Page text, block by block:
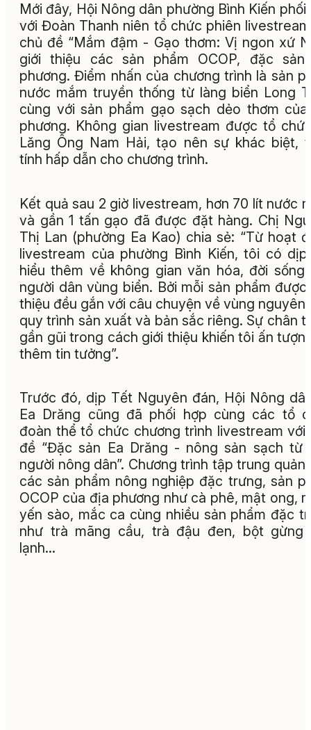
Mới đây, Hội Nông dân phường Bình Kiến phối
với Đoàn Thanh niên tổ chức phiên
chủ đề “Mắm đậm - Gạo thơm: Vị ngon xứ
giới thiệu các sản phẩm OCOP, đặc sản
phương. Điểm nhấn của chương trình là sản
nước mắm truyền thống từ làng biển Long
cùng với sản phẩm gạo sạch dẻo thơm
phương. Không gian livestream được tổ
Lăng Ông Nam Hải, tạo nên sự khác biệt,
tính hấp dẫn cho chương trình.
Kết quả sau 2 giờ livestream, hơn 70 lít nước
và gần 1 tấn gạo đã được đặt hàng. Chị
Thị Lan (phường Ea Kao) chia sẻ: “Từ hoạt
livestream của phường Bình Kiến, tôi có
hiểu thêm về không gian văn hóa, đời sống
người dân vùng biển. Bởi mỗi sản phẩm được
thiệu đều gắn với câu chuyện về vùng nguyên
quy trình sản xuất và bản sắc riêng. Sự chân
gần gũi trong cách giới thiệu khiến tôi ấn
thêm tin tưởng”.
Trước đó, dịp Tết Nguyên đán, Hội Nông
Ea Drăng cũng đã phối hợp cùng các tổ
đoàn thể tổ chức chương trình livestream với
đề “Đặc sản Ea Drăng - nông sản sạch từ
người nông dân”. Chương trình tập trung
các sản phẩm nông nghiệp đặc trưng, sản
OCOP của địa phương như cà phê, mật ong,
yến sào, mắc ca cùng nhiều sản phẩm đặc
như trà mãng cầu, trà đậu đen, bột gừng
lạnh...